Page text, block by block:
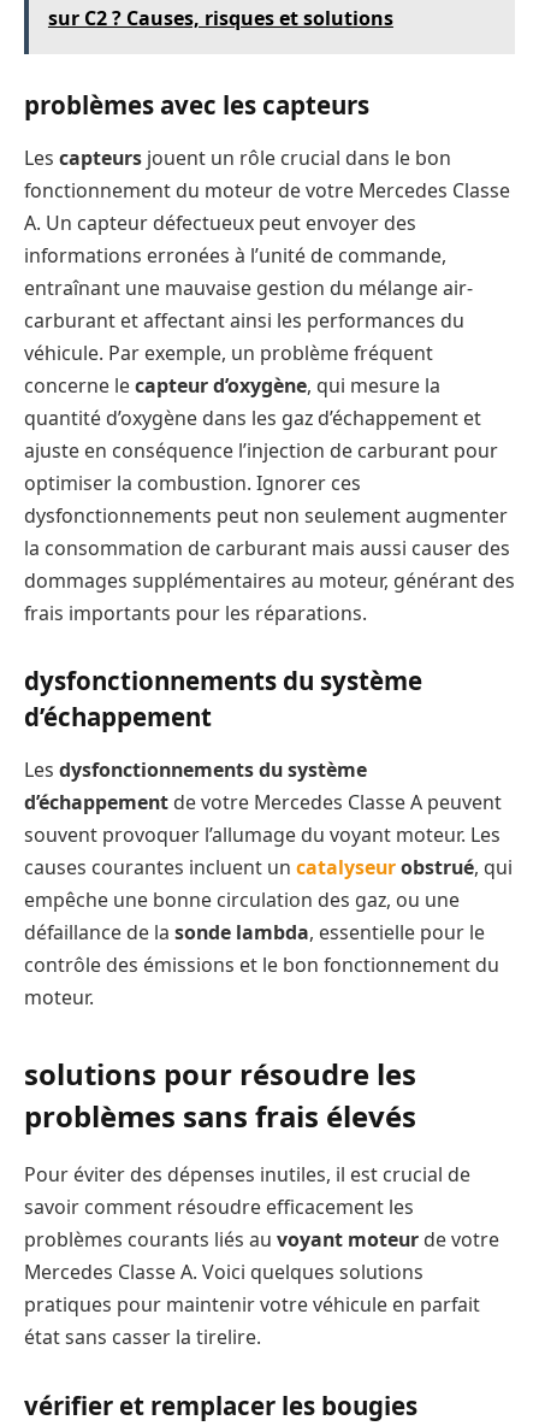
sur C2 ? Causes, risques et solutions
problèmes avec les capteurs
Les capteurs jouent un rôle crucial dans le bon
fonctionnement du moteur de votre Mercedes Classe
A. Un capteur défectueux peut envoyer des
informations erronées à l’unité de commande,
entraînant une mauvaise gestion du mélange air-
carburant et affectant ainsi les performances du
véhicule. Par exemple, un problème fréquent
concerne lecapteur d’oxygène, qui mesure la
quantité d’oxygène dans les gaz d’échappement et
ajuste en conséquence l’injection de carburant pour
optimiser la combustion. Ignorer ces
dysfonctionnements peut non seulement augmenter
la consommation de carburant mais aussi causer des
dommages supplémentaires au moteur, générant des
frais importants pour les réparations.
dysfonctionnements du système
d’échappement
Les dysfonctionnements du système
d’échappement de votre Mercedes Classe A peuvent
souvent provoquer l’allumage du voyant moteur. Les
causes courantes incluent un catalyseurobstrué, qui
empêche une bonne circulation des gaz, ou une
défaillance de la sonde lambda, essentielle pour le
contrôle des émissions et le bon fonctionnement du
moteur.
solutions pour résoudre les
problèmes sans frais élevés
Pour éviter des dépenses inutiles, il est crucial de
savoir comment résoudre efficacement les
problèmes courants liés au voyant moteur de votre
Mercedes Classe A. Voici quelques solutions
pratiques pour maintenir votre véhicule en parfait
état sans casser la tirelire.
vérifier et remplacer les bougies